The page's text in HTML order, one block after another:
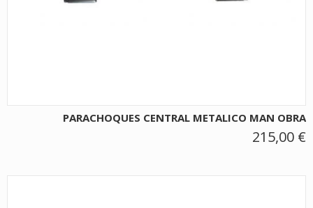
PARACHOQUES CENTRAL METALICO MAN OBRA
215,00 €